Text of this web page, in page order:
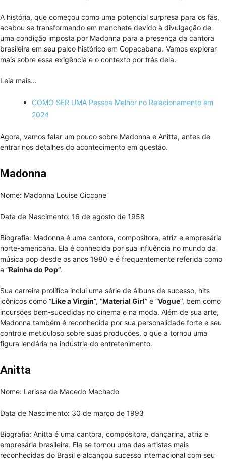
A história, que começou como uma potencial surpresa para os fãs,
acabou se transformando em manchete devido à divulgação de
uma condição imposta por Madonna para a presença da cantora
brasileira em seu palco histórico em Copacabana. Vamos explorar
mais sobre essa exigência e o contexto por trás dela.
Leia mais…
COMO SER UMA Pessoa Melhor no Relacionamento em
2024
Agora, vamos falar um pouco sobre Madonna e Anitta, antes de
entrar nos detalhes do acontecimento em questão.
Madonna
Nome: Madonna Louise Ciccone
Data de Nascimento: 16 de agosto de 1958
Biografia: Madonna é uma cantora, compositora, atriz e empresária
norte-americana. Ela é conhecida por sua influência no mundo da
música pop desde os anos 1980 e é frequentemente referida como
a “Rainha do Pop“.
Sua carreira prolífica inclui uma série de álbuns de sucesso, hits
icônicos como “Like a Virgin“, “Material Girl” e “Vogue“, bem como
incursões bem-sucedidas no cinema e na moda. Além de sua arte,
Madonna também é reconhecida por sua personalidade forte e seu
controle meticuloso sobre suas produções, o que a tornou uma
figura lendária na indústria do entretenimento.
Anitta
Nome: Larissa de Macedo Machado
Data de Nascimento: 30 de março de 1993
Biografia: Anitta é uma cantora, compositora, dançarina, atriz e
empresária brasileira. Ela se tornou uma das artistas mais
reconhecidas do Brasil e alcançou sucesso internacional com seu